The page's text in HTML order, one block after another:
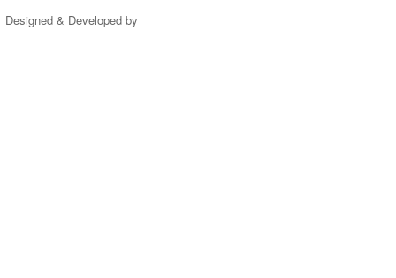
Designed & Developed by